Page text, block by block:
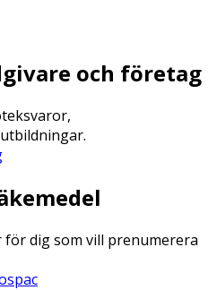
och företag
dig som vill prenumerera